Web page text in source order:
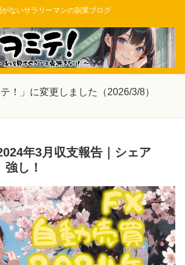
がないサラリーマンの副業ブログ
！」に変更しました（2026/3/8）
年3月収支報告｜シェア
強し！